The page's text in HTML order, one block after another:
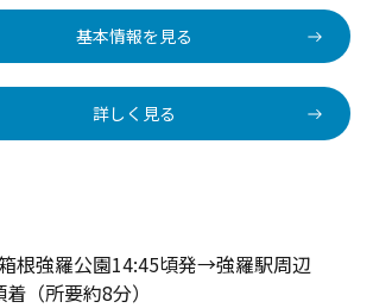
基本情報を見る
詳しく見る
根強羅公園14:45頃発→強羅駅周辺
（所要約8分）